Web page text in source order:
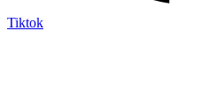
Tiktok